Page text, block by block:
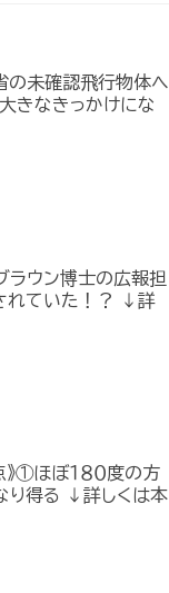
の未確認飛行物体へ
きなきっかけにな
ラウン博士の広報担
れていた！？ ↓詳
①ほぼ１８０度の方
り得る ↓詳しくは本